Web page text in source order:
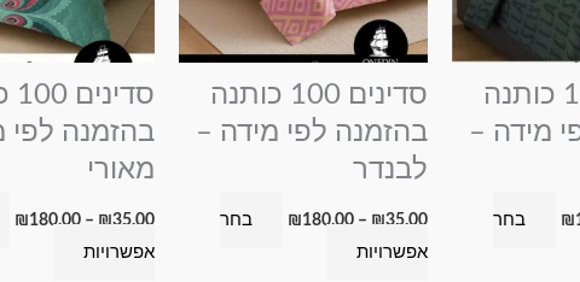
סדינים 100 כותנה
מידה –
₪
בחר
סדינים 100 כותנה
בהזמנה לפי מידה –
לבנדר
₪35.00
–
₪ 180.00
בחר
אפשרויות
ניתן
לבחור
את
האפשרויות
בהזמנה לפי
מאורי
₪35.00
–
₪ 180.00
אפשרויות
ניתן
לבחור
את